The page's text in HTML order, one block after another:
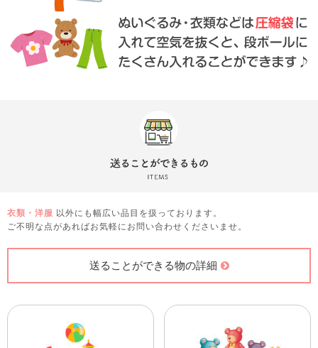
衣類・洋服 以外にも幅広い品目を扱っております。
ご不明な点があればお気軽にお問い合わせくださいませ。
送ることができる物の詳細